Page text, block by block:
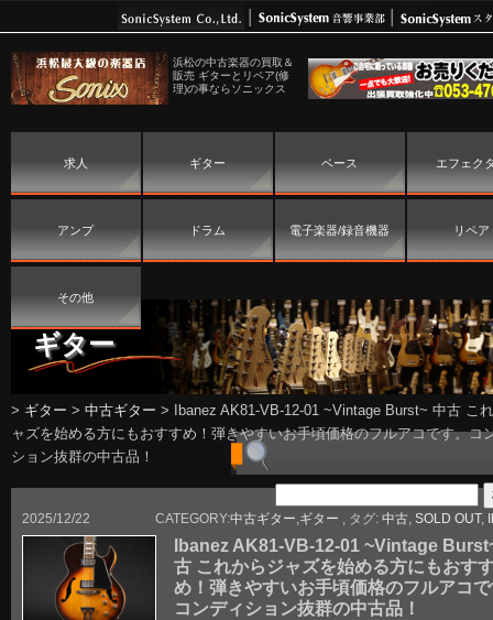
浜松の中古楽器の買取＆
販売 ギターとリペア(修
理)の事ならソニックス
求人 ギター ベース エフェク
アンプ ドラム 電子楽器/録音機器 リペア
その他
ギター
> ギター > 中古ギター >
Ibanez AK81-VB-12-01 ~Vintage Burst~ 中古 こ
ャズを始める方にもおすすめ！弾きやすいお手頃価格のフルアコです。コ
ション抜群の中古品！
2025/12/22 CATEGORY:中古ギター ギター , タグ: 中古 SOLD OUT,
Ibanez AK81-VB-12-01 ~Vintage
古 これからジャズを始める方にもおす
め！弾きやすいお手頃価格のフルアコ
コンディション抜群の中古品！